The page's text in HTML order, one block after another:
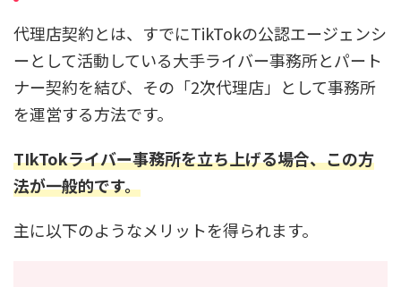
代理店契約とは、すでにTikTokの公認エージェンシ
ーとして活動している大手ライバー事務所とパート
ナー契約を結び、その「2次代理店」として事務所
を運営する方法です。
TIkTokライバー事務所を立ち上げる場合、この方
法が一般的です。
主に以下のようなメリットを得られます。